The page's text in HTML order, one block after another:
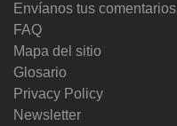
Envíanos tus comentarios
FAQ
Mapa del sitio
Glosario
Privacy Policy
Newsletter